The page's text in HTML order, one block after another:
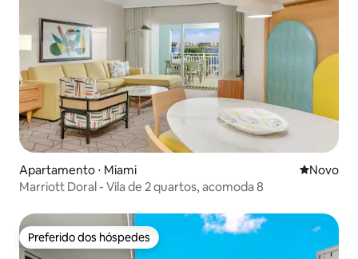
Apartamento ⋅ Miami Novo
Novo
Marriott Doral - Vila de 2 quartos, acomoda 8
Preferido dos hóspedes
Preferido dos hóspedes